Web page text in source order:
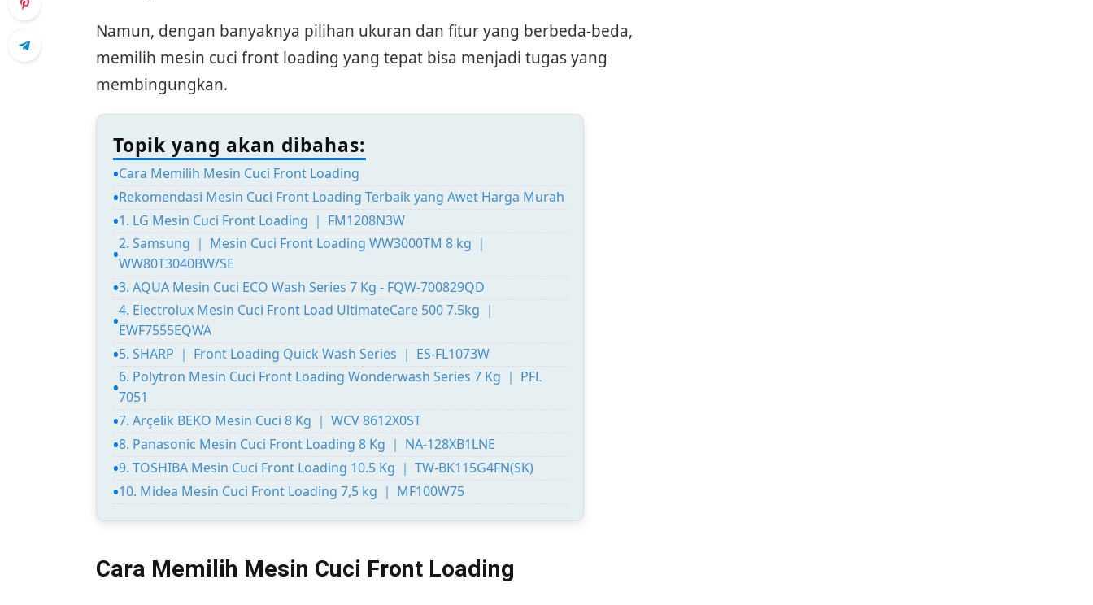
Namun, dengan banyaknya pilihan ukuran dan fitur yang berbeda-beda,
memilih mesin cuci front loading yang tepat bisa menjadi tugas yang
membingungkan.
Topik yang akan dibahas:
Cara Memilih Mesin Cuci Front Loading
Rekomendasi Mesin Cuci Front Loading Terbaik yang Awet Harga Murah
1. LG Mesin Cuci Front Loading ｜ FM1208N3W
2. Samsung ｜ Mesin Cuci Front Loading WW3000TM 8 kg ｜
WW80T3040BW/SE
3. AQUA Mesin Cuci ECO Wash Series 7 Kg - FQW-700829QD
4. Electrolux Mesin Cuci Front Load UltimateCare 500 7.5kg ｜
EWF7555EQWA
5. SHARP ｜ Front Loading Quick Wash Series ｜ ES-FL1073W
6. Polytron Mesin Cuci Front Loading Wonderwash Series 7 Kg ｜ PFL
7051
7. Arçelik BEKO Mesin Cuci 8 Kg ｜ WCV 8612X0ST
8. Panasonic Mesin Cuci Front Loading 8 Kg ｜ NA-128XB1LNE
9. TOSHIBA Mesin Cuci Front Loading 10.5 Kg ｜ TW-BK115G4FN(SK)
10. Midea Mesin Cuci Front Loading 7,5 kg ｜ MF100W75
Cara Memilih Mesin Cuci Front Loading